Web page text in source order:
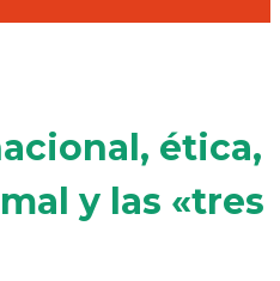
ética,
y las «tres